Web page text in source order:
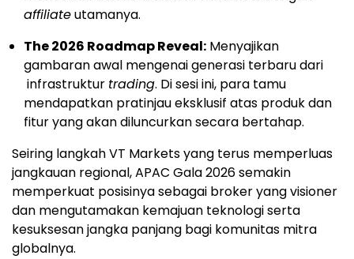
affiliateutamanya.
The 2026 Roadmap Reveal: Menyajikan
gambaran awal mengenai generasi terbaru dari
infrastruktur trading. Di sesi ini, para tamu
mendapatkan pratinjau eksklusif atas produk dan
fitur yang akan diluncurkan secara bertahap.
Seiring langkah VT Markets yang terus memperluas
jangkauan regional, APAC Gala 2026 semakin
memperkuat posisinya sebagai broker yang visioner
dan mengutamakan kemajuan teknologi serta
kesuksesan jangka panjang bagi komunitas mitra
globalnya.